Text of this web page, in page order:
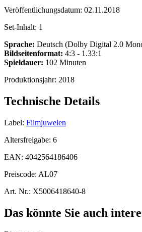
Veröffentlichungsdatum: 02.11.2018
Set-Inhalt: 1
Sprache: Deutsch (Dolby Digital 2.0
Bildseitenformat: 4:3 - 1.33:1
Spieldauer: 102 Minuten
Produktionsjahr: 2018
Technische Details
Label: Filmjuwelen
Altersfreigabe: 6
EAN: 4042564186406
Preiscode: AL07
Art. Nr.: X5006418640-8
Das könnte Sie auch